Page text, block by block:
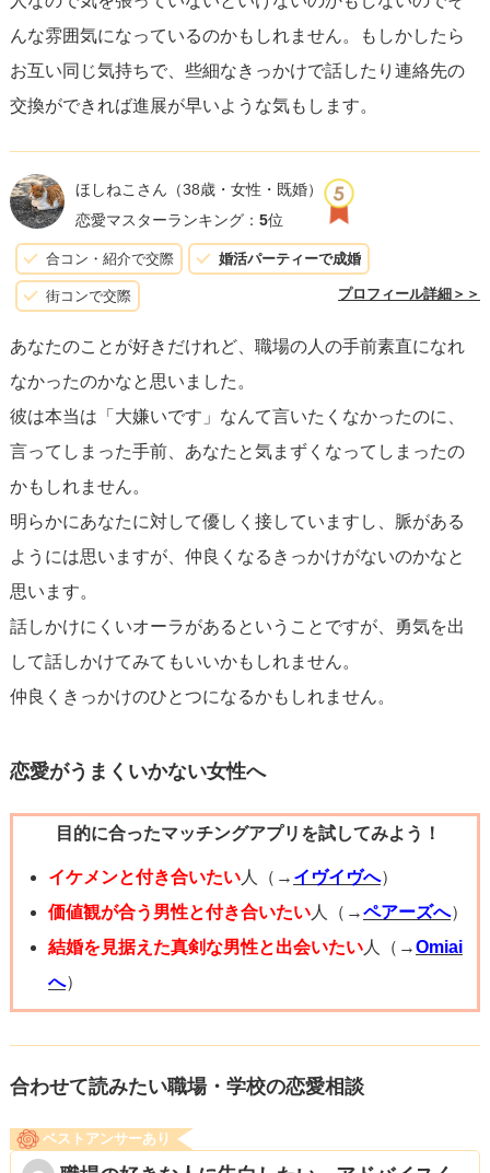
視点を持つと、彼の行動を理解するうえで役立つかもしれ
ません。
んな雰囲気になっているのかもしれません。もしかしたら
お互い同じ気持ちで、些細なきっかけで話したり連絡先の
交換ができれば進展が早いような気もします。
ほしねこさん （38歳・女性・既婚）
恋愛マスターランキング： 5位
合コン・紹介で交際 婚活パーティーで成婚
街コンで交際 プロフィール詳細＞＞
あなたのことが好きだけれど、職場の人の手前素直になれ
なかったのかなと思いました。
彼は本当は「大嫌いです」なんて言いたくなかったのに、
言ってしまった手前、あなたと気まずくなってしまったの
かもしれません。
明らかにあなたに対して優しく接していますし、脈がある
ようには思いますが、仲良くなるきっかけがないのかなと
思います。
話しかけにくいオーラがあるということですが、勇気を出
して話しかけてみてもいいかもしれません。
仲良くきっかけのひとつになるかもしれません。
恋愛がうまくいかない女性へ
目的に合ったマッチングアプリを試してみよう！
イケメンと付き合いたい人（→ イヴイヴへ）
価値観が合う男性と付き合いたい人（→ペアーズへ）
結婚を見据えた真剣な男性と出会いたい人（→Omiai
へ）
合わせて読みたい職場・学校の恋愛相談
ベストアンサーあり